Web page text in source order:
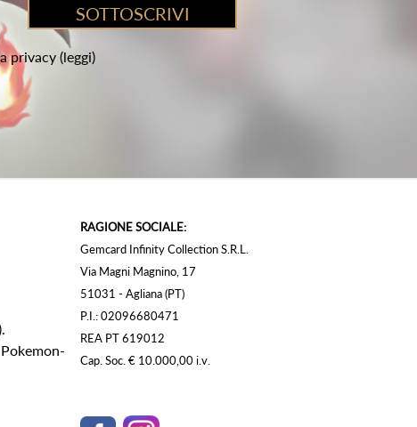
privacy (leggi)
RAGIONE SOCIALE:
Gemcard Infinity Collection S.R.L.
Via Magni Magnino, 17
51031 - Agliana (PT)
P.I.: 02096680471
REA PT 619012
Cap. Soc. € 10.000,00 i.v.